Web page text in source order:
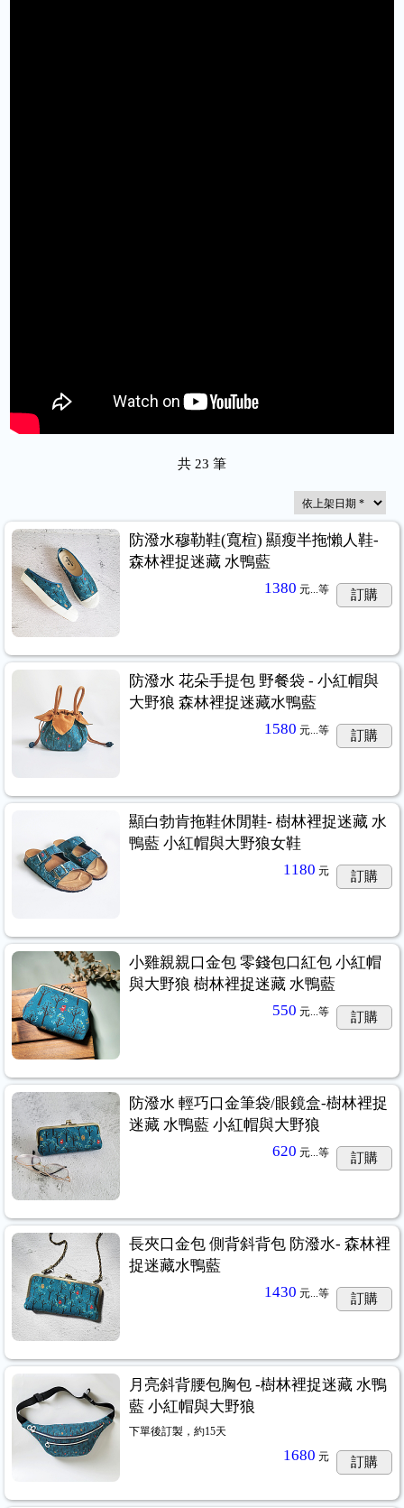
共 23 筆
防潑水穆勒鞋(寬楦) 顯瘦半拖懶人鞋-
森林裡捉迷藏 水鴨藍
1380 元... 等 訂購
防潑水 花朵手提包 野餐袋 - 小紅帽與
大野狼 森林裡捉迷藏水鴨藍
1580 元... 等 訂購
顯白勃肯拖鞋休閒鞋- 樹林裡捉迷藏 水
鴨藍 小紅帽與大野狼女鞋
1180 元 訂購
小雞親親口金包 零錢包口紅包 小紅帽
與大野狼 樹林裡捉迷藏 水鴨藍
550 元... 等 訂購
防潑水 輕巧口金筆袋/眼鏡盒-樹林裡捉
迷藏 水鴨藍 小紅帽與大野狼
620 元... 等 訂購
長夾口金包 側背斜背包 防潑水- 森林裡
捉迷藏水鴨藍
1430 元... 等 訂購
月亮斜背腰包胸包 -樹林裡捉迷藏 水鴨
藍 小紅帽與大野狼
下單後訂製，約15天
1680 元 訂購